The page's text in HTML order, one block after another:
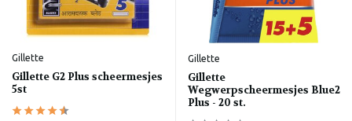
Gillette
Gillette G2 Plus scheermesjes
5st
Gillette
Gillette
Wegwerpscheermesjes Blue2
Plus - 20 st.